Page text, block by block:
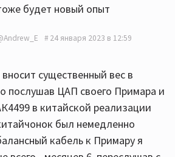
будет новый опыт
24 января 2023 в 12:59
существенный вес в
послушав ЦАП своего Примара и
в китайской реализации
был немедленно
кабель к Примару я